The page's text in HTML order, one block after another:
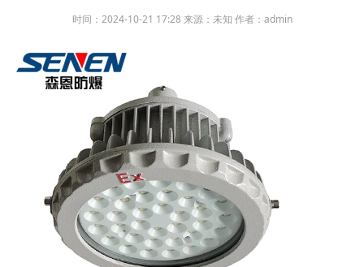
时间：2024-10-21 17:28 来源：未知 作者：admin